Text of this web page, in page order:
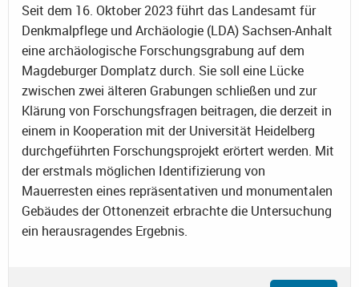
Seit dem 16. Oktober 2023 führt das Landesamt für
Denkmalpflege und Archäologie (LDA) Sachsen-Anhalt
eine archäologische Forschungsgrabung auf dem
Magdeburger Domplatz durch. Sie soll eine Lücke
zwischen zwei älteren Grabungen schließen und zur
Klärung von Forschungsfragen beitragen, die derzeit in
einem in Kooperation mit der Universität Heidelberg
durchgeführten Forschungsprojekt erörtert werden. Mit
der erstmals möglichen Identifizierung von
Mauerresten eines repräsentativen und monumentalen
Gebäudes der Ottonenzeit erbrachte die Untersuchung
ein herausragendes Ergebnis.